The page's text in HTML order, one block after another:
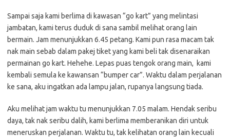
Sampai saja kami berlima di kawasan “go kart” yang melintasi
jambatan, kami terus duduk di sana sambil melihat orang lain
bermain. Jam menunjukkan 6.45 petang. Kami pun rasa macam tak
nak main sebab dalam pakej tiket yang kami beli tak disenaraikan
permainan go kart. Hehehe. Lepas puas tengok orang main, kami
kembali semula ke kawansan “bumper car”. Waktu dalam perjalanan
ke sana, aku ingatkan ada lampu jalan, rupanya langsung tiada.
Aku melihat jam waktu tu menunjukkan 7.05 malam. Hendak seribu
daya, tak nak seribu dalih, kami berlima memberanikan diri untuk
meneruskan perjalanan. Waktu tu, tak kelihatan orang lain kecuali